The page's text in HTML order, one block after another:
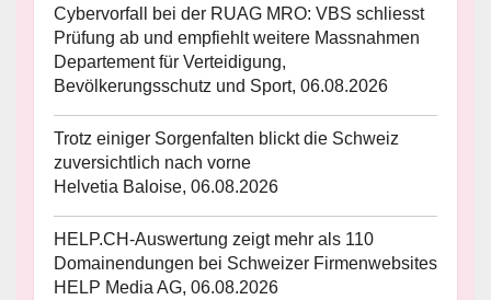
Cybervorfall bei der RUAG MRO: VBS schliesst
Prüfung ab und empfiehlt weitere Massnahmen
Departement für Verteidigung,
Bevölkerungsschutz und Sport, 06.08.2026
Trotz einiger Sorgenfalten blickt die Schweiz
zuversichtlich nach vorne
Helvetia Baloise, 06.08.2026
HELP.CH-Auswertung zeigt mehr als 110
Domainendungen bei Schweizer Firmenwebsites
HELP Media AG, 06.08.2026